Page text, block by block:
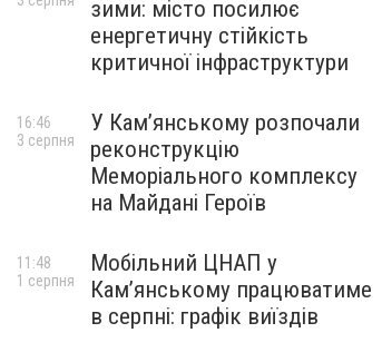
зими: місто посилює
енергетичну стійкість
критичної інфраструктури
У Кам’янському розпочали
реконструкцію
Меморіального комплексу
на Майдані Героїв
16:46
3 серпня
Мобільний ЦНАП у
Кам’янському працюватиме
в серпні: графік виїздів
11:48
1 серпня